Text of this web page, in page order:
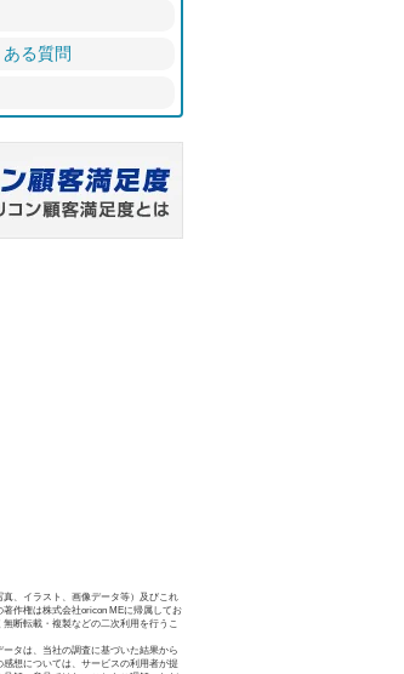
る質問
、イラスト、画像データ等）及びこれ
作権は株式会社oricon MEに帰属してお
断転載・複製などの二次利用を行うこ
タは、当社の調査に基づいた結果から
想については、サービスの利用者が提